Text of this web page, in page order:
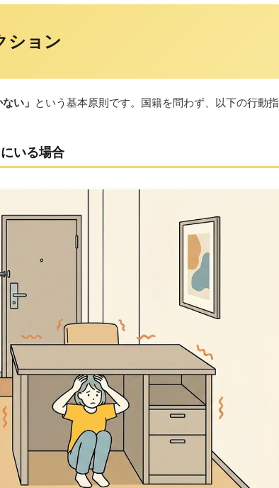
ション
い」 という基本原則です。国籍を問わず、以下の行動指
いる場合